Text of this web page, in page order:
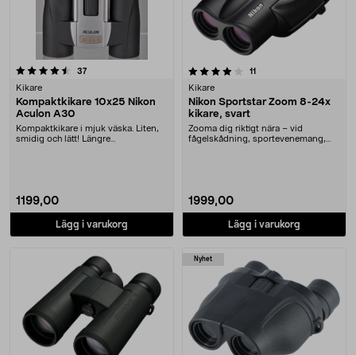
37recensioner
Kikare
Kompaktkikare 10x25 Nikon
Aculon A30
Kompaktkikare i mjuk väska. Liten,
smidig och lätt! Längre
1199,00
Lägg i varukorg
4.0 av 5 stjärnor 11
Kikare
Nikon Sportstar Zoom 8-24x
kikare, svart
Zooma dig riktigt nära – vid
fågelskådning, sportevenemang,
1999,00
Lägg i varukorg
Nyhet